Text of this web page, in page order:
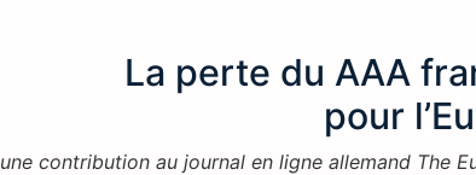
La perte du AAA
pour
contribution au journal en ligne allemand The